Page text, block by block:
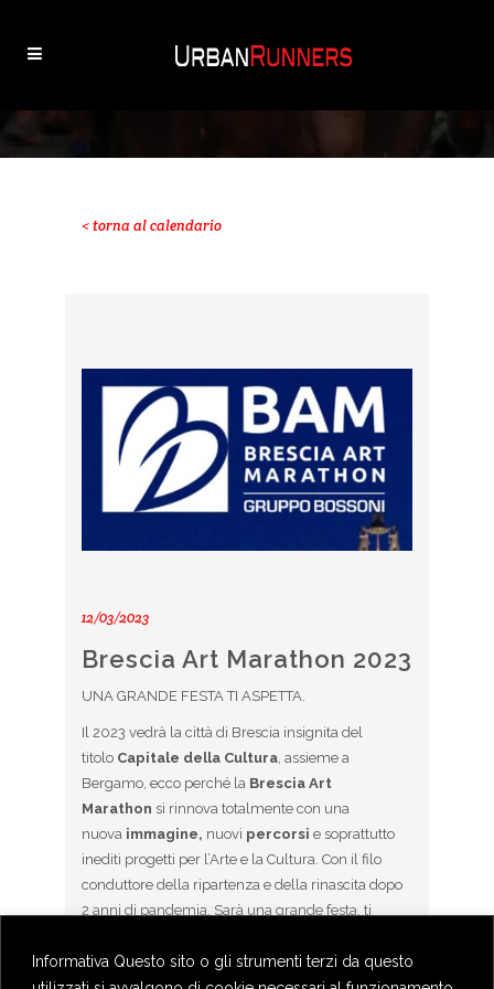
Informativa Questo sito o gli strumenti terzi da questo
< torna al calendario
12/03/2023
Brescia Art Marathon 2023
UNA GRANDE FESTA TI ASPETTA.
Il 2023 vedrà la città di Brescia insignita del
titolo Capitale della Cultura , assieme a
Bergamo, ecco perché la Brescia Art
Marathon si rinnova totalmente con una
nuova immagine, nuovi percorsi e soprattutto
inediti progetti per l’Arte e la Cultura. Con il filo
conduttore della ripartenza e della rinascita dopo
2 anni di pandemia. Sarà una grande festa, ti